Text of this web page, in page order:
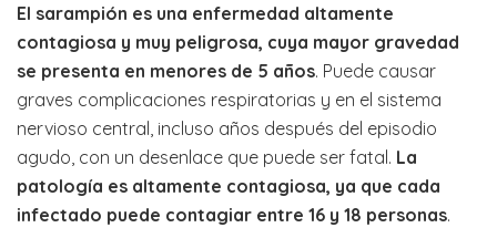
El sarampión es una enfermedad altamente
contagiosa y muy peligrosa, cuya mayor gravedad
se presenta en menores de 5 años. Puede causar
graves complicaciones respiratorias y en el sistema
nervioso central, incluso años después del episodio
agudo, con un desenlace que puede ser fatal. La
patología es altamente contagiosa, ya que cada
infectado puede contagiar entre 16 y 18 personas.